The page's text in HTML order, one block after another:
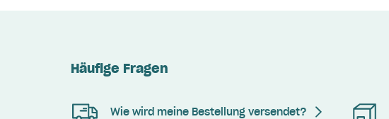
Häufige Fragen
Wie wird meine Bestellung versendet?